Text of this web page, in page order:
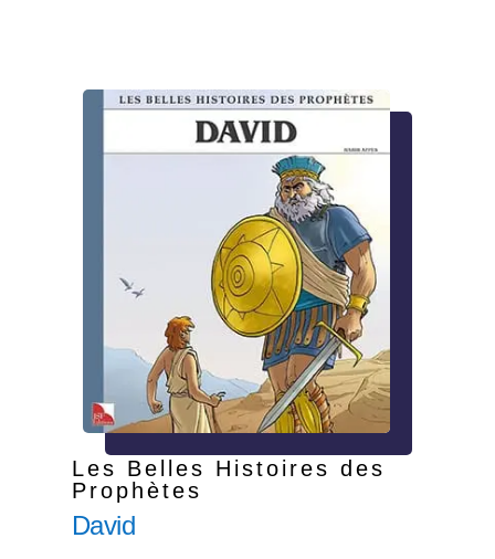
Les Belles Histoires des
Prophètes
David